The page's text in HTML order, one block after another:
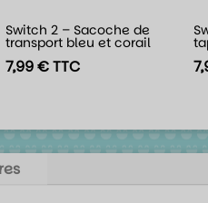
Switch 2 – Sacoche de
transport bleu et corail
7,99€TTC